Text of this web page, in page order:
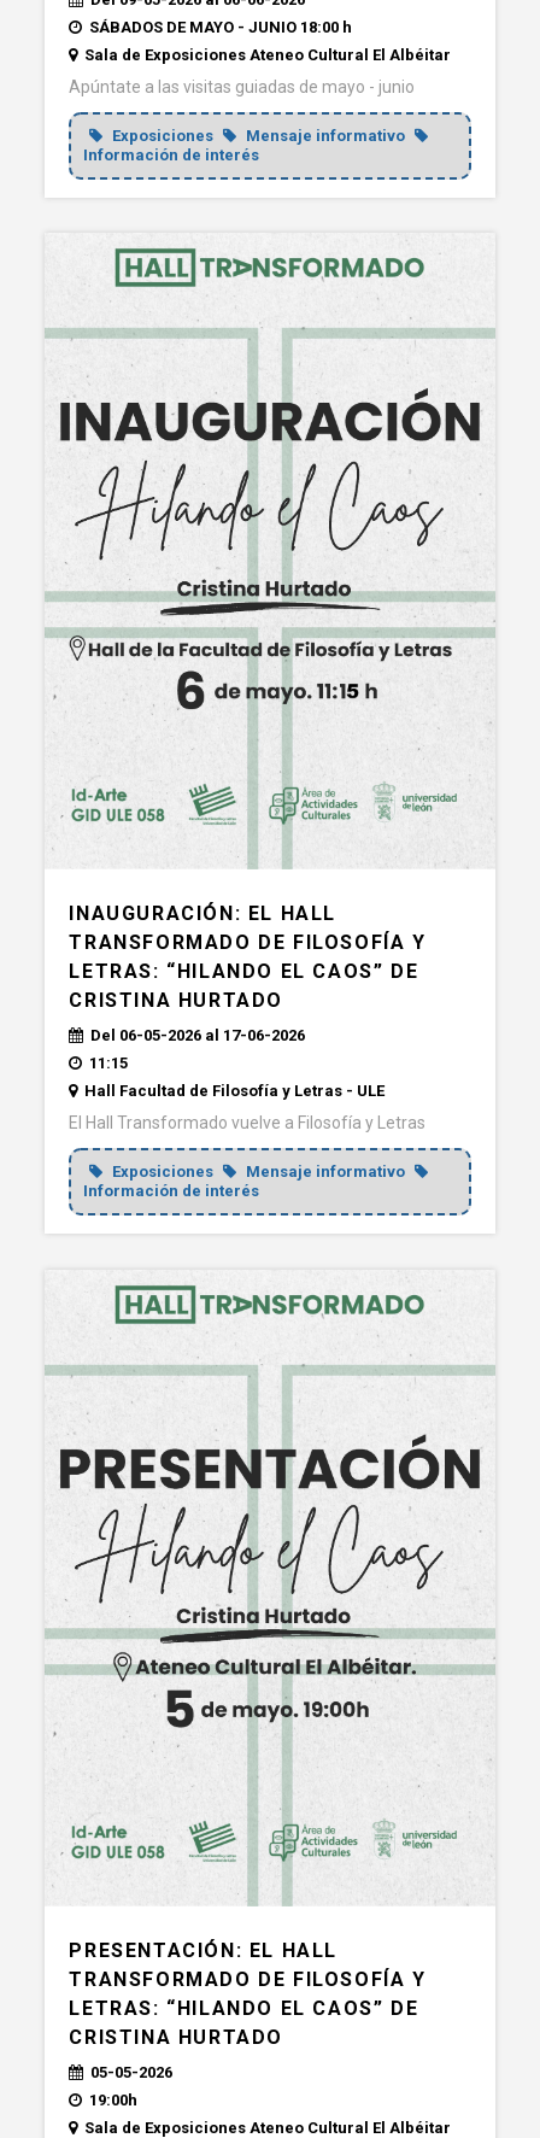
SÁBADOS DE MAYO - JUNIO 18:00 h
Sala de Exposiciones Ateneo Cultural El Albéitar
Apúntate a las visitas guiadas de mayo - junio
Exposiciones
Mensaje informativo
Información de interés
INAUGURACIÓN: EL HALL
TRANSFORMADO DE FILOSOFÍA Y
LETRAS: “HILANDO EL CAOS” DE
CRISTINA HURTADO
Del 06-05-2026 al 17-06-2026
11:15
Hall Facultad de Filosofía y Letras - ULE
El Hall Transformado vuelve a Filosofía y Letras
Exposiciones
Mensaje informativo
Información de interés
PRESENTACIÓN: EL HALL
TRANSFORMADO DE FILOSOFÍA Y
LETRAS: “HILANDO EL CAOS” DE
CRISTINA HURTADO
05-05-2026
19:00h
Sala de Exposiciones Ateneo Cultural El Albéitar